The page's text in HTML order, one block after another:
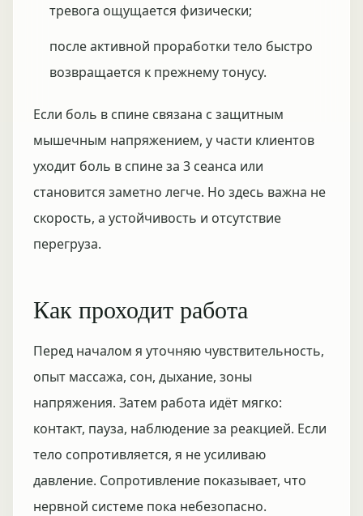
тревога ощущается физически;
после активной проработки тело быстро
возвращается к прежнему тонусу.
Если боль в спине связана с защитным
мышечным напряжением, у части клиентов
уходит боль в спине за 3 сеанса или
становится заметно легче. Но здесь важна не
скорость, а устойчивость и отсутствие
перегруза.
Как проходит работа
Перед началом я уточняю чувствительность,
опыт массажа, сон, дыхание, зоны
напряжения. Затем работа идёт мягко:
контакт, пауза, наблюдение за реакцией. Если
тело сопротивляется, я не усиливаю
давление. Сопротивление показывает, что
нервной системе пока небезопасно.